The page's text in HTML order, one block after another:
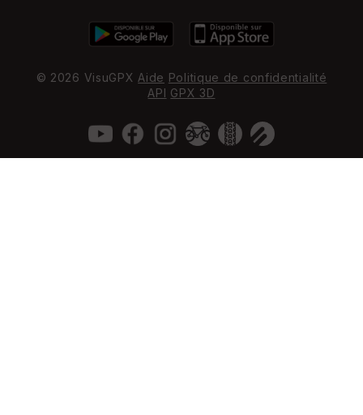
© 2026 VisuGPX Aide Politique de confidentialité
API GPX 3D